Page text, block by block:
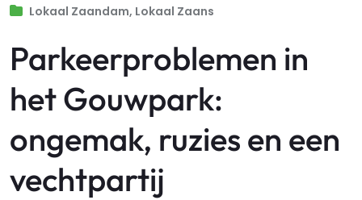
Lokaal Zaandam, Lokaal Zaans
Parkeerproblemen in
het Gouwpark:
ongemak, ruzies en een
vechtpartij